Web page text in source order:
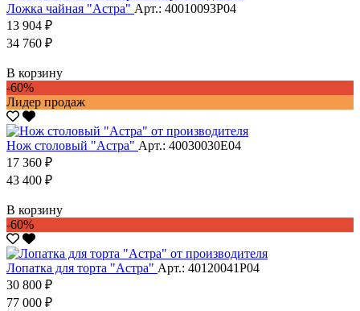
Ложка чайная "Астра" Арт.: 40010093Р04
13 904 ₽
34 760 ₽
В корзину
-60%
Лидер продаж
Нож столовый "Астра" Арт.: 40030030Е04
17 360 ₽
43 400 ₽
В корзину
-60%
Лопатка для торта "Астра" Арт.: 40120041Р04
30 800 ₽
77 000 ₽